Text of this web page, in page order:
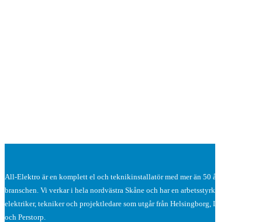
All-Elektro är en komplett el och teknikinstallatör med mer än 50 år i
branschen. Vi verkar i hela nordvästra Skåne och har en arbetsstyrka på 30-talet
elektriker, tekniker och projektledare som utgår från Helsingborg, Landskorna
och Perstorp.